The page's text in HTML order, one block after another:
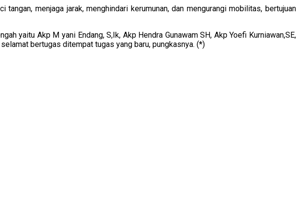
menjaga jarak, menghindari kerumunan, dan mengurangi mobilitas, bertujuan
yaitu Akp M yani Endang, S,Ik, Akp Hendra Gunawam SH, Akp Yoefi Kurniawan,SE,
bertugas ditempat tugas yang baru, pungkasnya. (*)